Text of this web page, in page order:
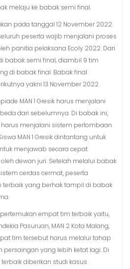
melaju ke babak semi final.
pada tanggal 12 November 2022.
peserta wajib menjalani proses
panitia pelaksana Ecoly 2022. Dari
babak semi final, diambil 9 tim
di babak final. Babak final
yakni 13 November 2022.
MAN 1 Gresik harus menjalani
dari sebelumnya. Di babak ini,
harus menjalani sistem perlombaan
MAN 1 Gresik dintantang untuk
menjawab secara cepat
dewan juri. Setelah melalui babak
cerdas cermat, peserta
terbaik yang berhak tampil di babak
empat tim terbaik yaitu,
Pasuruan, MAN 2 Kota Malang,
tim tersebut harus melalui tahap
yang lebih ketat lagi. Di
diberikan studi kasus